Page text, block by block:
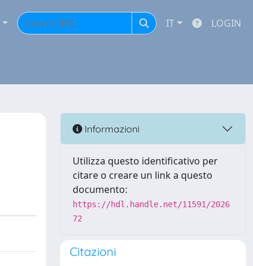
IT LOGIN
Informazioni
Utilizza questo identificativo per
citare o creare un link a questo
documento:
https://hdl.handle.net/11591/2026
72
Citazioni